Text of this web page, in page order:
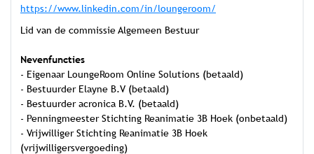
https://www.linkedin.com/in/loungeroom/
Lid van de commissie Algemeen Bestuur
Nevenfuncties
- Eigenaar LoungeRoom Online Solutions (betaald)
- Bestuurder Elayne B.V (betaald)
- Bestuurder acronica B.V. (betaald)
- Penningmeester Stichting Reanimatie 3B Hoek (onbetaald)
- Vrijwilliger Stichting Reanimatie 3B Hoek
(vrijwilligersvergoeding)